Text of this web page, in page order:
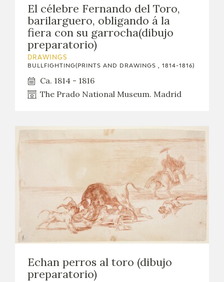
El célebre Fernando del Toro,
barilarguero, obligando á la
fiera con su garrocha(dibujo
preparatorio)
DRAWINGS
BULLFIGHTING(PRINTS AND DRAWINGS , 1814-1816)
Ca. 1814 - 1816
The Prado National Museum. Madrid
Echan perros al toro (dibujo
preparatorio)